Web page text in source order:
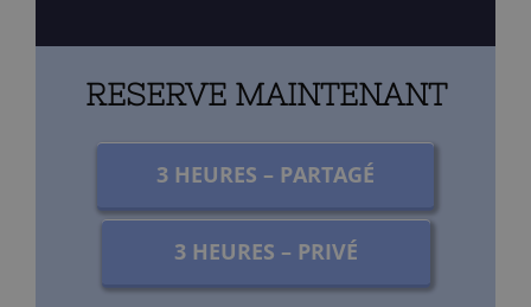
RESERVE MAINTENANT
3 HEURES – PARTAGÉ
3 HEURES – PRIVÉ